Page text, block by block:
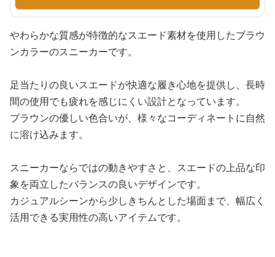
やわらかな質感が特徴的なスエード素材を使用したブラウ
ンカラーのスニーカーです。
足当たりの良いスエードが快適な履き心地を提供し、長時
間の使用でも疲れを感じにくい設計となっています。
ブラウンの優しい色合いが、様々なコーディネートに自然
に溶け込みます。
スニーカーならではの動きやすさと、スエードの上品な印
象を両立したバランスの良いデザインです。
カジュアルシーンから少しきちんとした場面まで、幅広く
活用できる実用性の高いアイテムです。